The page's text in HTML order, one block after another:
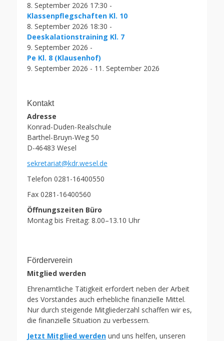
8. September 2026 17:30 -
Klassenpflegschaften Kl. 10
8. September 2026 18:30 -
Deeskalationstraining Kl. 7
9. September 2026 -
Pe Kl. 8 (Klausenhof)
9. September 2026 - 11. September 2026
Kontakt
Adresse
Konrad-Duden-Realschule
Barthel-Bruyn-Weg 50
D-46483 Wesel
sekretariat@kdr.wesel.de
Telefon 0281-16400550
Fax 0281-16400560
Öffnungszeiten Büro
Montag bis Freitag: 8.00–13.10 Uhr
Förderverein
Mitglied werden
Ehrenamtliche Tätigkeit erfordert neben der Arbeit
des Vorstandes auch erhebliche finanzielle Mittel.
Nur durch steigende Mitgliederzahl schaffen wir es,
die finanzielle Situation zu verbessern.
Jetzt Mitglied werden und uns helfen, unseren